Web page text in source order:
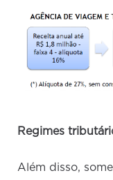
Regimes
Além disso,